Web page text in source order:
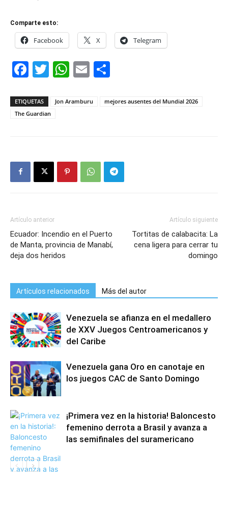
Comparte esto:
Facebook X Telegram
Facebook
Twitter
WhatsApp
Email
ETIQUETAS Jon Aramburu
mejores ausentes del Mundial 2026
The Guardian
Artículo anterior
Ecuador: Incendio en el Puerto
de Manta, provincia de Manabí,
deja dos heridos
Artículo siguiente
Tortitas de calabacita: La
cena ligera para cerrar tu
domingo
Artículos relacionados Más del autor
Venezuela se afianza en el medallero
de XXV Juegos Centroamericanos y
del Caribe
Venezuela gana Oro en canotaje en
los juegos CAC de Santo Domingo
¡Primera vez en la historia! Baloncesto
femenino derrota a Brasil y avanza a
las semifinales del suramericano